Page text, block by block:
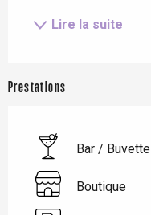
Lire la suite
Prestations
Bar / Buvette
Boutique